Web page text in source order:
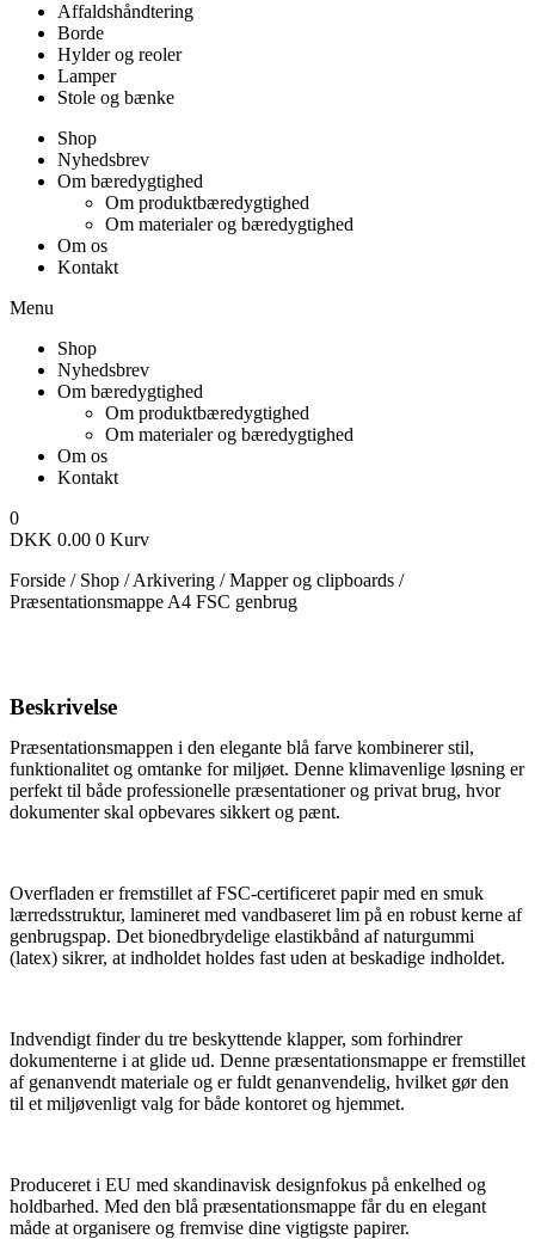
Affaldshåndtering
Borde
Hylder og reoler
Lamper
Stole og bænke
Shop
Nyhedsbrev
Om bæredygtighed
Om produktbæredygtighed
Om materialer og bæredygtighed
Om os
Kontakt
Menu
Shop
Nyhedsbrev
Om bæredygtighed
Om produktbæredygtighed
Om materialer og bæredygtighed
Om os
Kontakt
0
DKK 0.00 0 Kurv
Forside / Shop /Arkivering /Mapper og clipboards /
Præsentationsmappe A4 FSC genbrug
Beskrivelse
Præsentationsmappen i den elegante blå farve kombinerer stil,
funktionalitet og omtanke for miljøet. Denne klimavenlige løsning er
perfekt til både professionelle præsentationer og privat brug, hvor
dokumenter skal opbevares sikkert og pænt.
Overfladen er fremstillet af FSC-certificeret papir med en smuk
lærredsstruktur, lamineret med vandbaseret lim på en robust kerne af
genbrugspap. Det bionedbrydelige elastikbånd af naturgummi
(latex) sikrer, at indholdet holdes fast uden at beskadige indholdet.
Indvendigt finder du tre beskyttende klapper, som forhindrer
dokumenterne i at glide ud. Denne præsentationsmappe er fremstillet
af genanvendt materiale og er fuldt genanvendelig, hvilket gør den
til et miljøvenligt valg for både kontoret og hjemmet.
Produceret i EU med skandinavisk designfokus på enkelhed og
holdbarhed. Med den blå præsentationsmappe får du en elegant
måde at organisere og fremvise dine vigtigste papirer.